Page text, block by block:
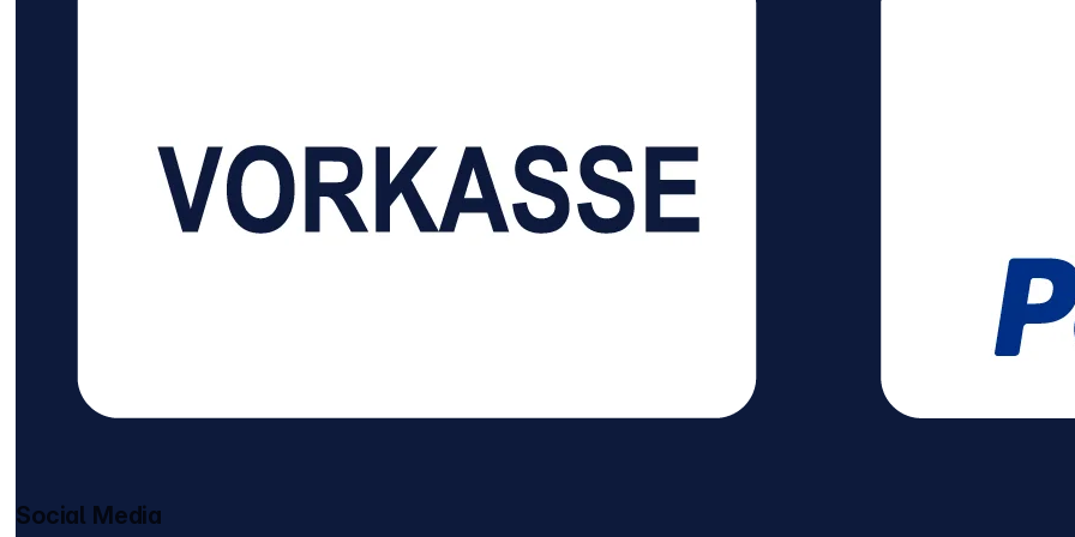
H05VV-F 3G1,5
Steckdosen mit erhöhtem
Berührungsschutz 4
Schutzkontakt-
Social Media